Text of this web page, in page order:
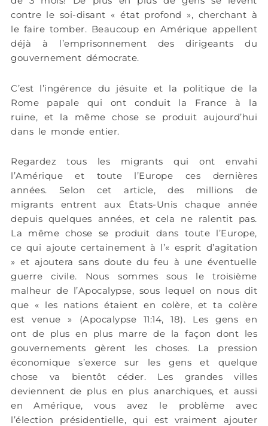
contre le soi-disant « état profond », cherchant à
le faire tomber. Beaucoup en Amérique appellent
déjà à l’emprisonnement des dirigeants du
gouvernement démocrate.
C’est l’ingérence du jésuite et la politique de la
Rome papale qui ont conduit la France à la
ruine, et la même chose se produit aujourd’hui
dans le monde entier.
Regardez tous les migrants qui ont envahi
l’Amérique et toute l’Europe ces dernières
années. Selon cet article, des millions de
migrants entrent aux États-Unis chaque année
depuis quelques années, et cela ne ralentit pas.
La même chose se produit dans toute l’Europe,
ce qui ajoute certainement à l’« esprit d’agitation
» et ajoutera sans doute du feu à une éventuelle
guerre civile. Nous sommes sous le troisième
malheur de l’Apocalypse, sous lequel on nous dit
que « les nations étaient en colère, et ta colère
est venue » (Apocalypse 11:14, 18). Les gens en
ont de plus en plus marre de la façon dont les
gouvernements gèrent les choses. La pression
économique s’exerce sur les gens et quelque
chose va bientôt céder. Les grandes villes
deviennent de plus en plus anarchiques, et aussi
en Amérique, vous avez le problème avec
l’élection présidentielle, qui est vraiment ajouter